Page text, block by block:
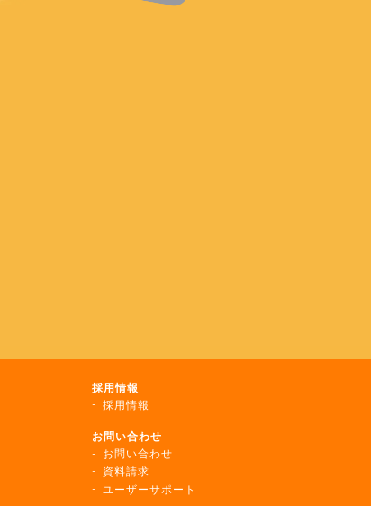
採用情報
採用情報
お問い合わせ
お問い合わせ
資料請求
ユーザーサポート